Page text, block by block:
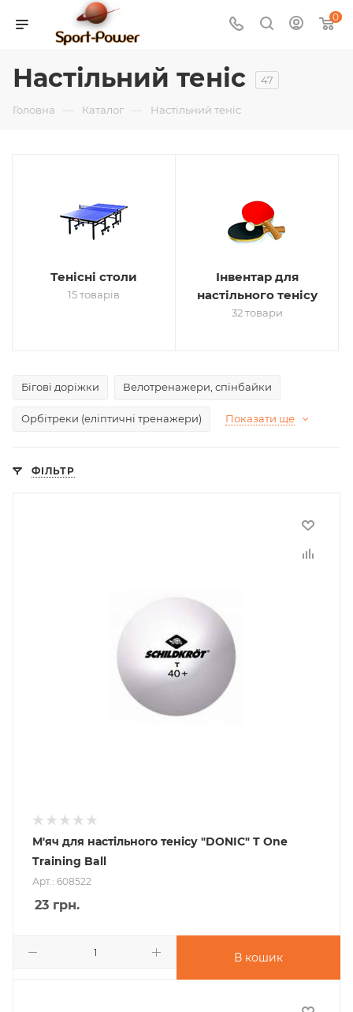
0
Настільний теніс 47
Головна — Каталог — Настільний теніс
Тенісні столи
15 товарів
Інвентар для
настільного тенісу
32 товари
Бігові доріжки Велотренажери, спінбайки
Орбітреки (еліптичні тренажери) Показати ще
ФІЛЬТР
М'яч для настільного тенісу "DONIC" T One
Training Ball
Арт.: 608522
23 грн.
В кошик